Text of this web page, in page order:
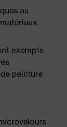
au
exempts
peinture